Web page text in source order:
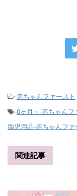
-赤ちゃんファースト
-0ヶ月～-赤ちゃんフ
胎児用品-赤ちゃんファ
関連記事